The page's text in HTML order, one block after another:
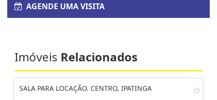
AGENDE UMA VISITA
Imóveis Relacionados
SALA PARA LOCAÇÃO. CENTRO, IPATINGA